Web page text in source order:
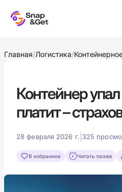
Главная/Логистика/
Контейнер упал
платит –
28 февраля 2026 г. 325
В избранное Читать позже